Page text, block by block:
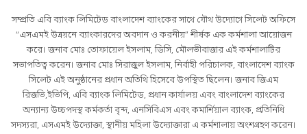
সম্প্রতি এবি ব্যাংক লিমিটেড বাংলাদেশ ব্যাংকের সাথে যৌথ উদ্যোগে সিলেট অফিসে
“এসএমই উন্নয়নে ব্যাংকারদের অবদান ও করনীয়” শীর্ষক এক কর্মশালা আয়োজন
করে। জনাব মোঃ তোফায়েল ইসলাম, ডিসি, মৌলভীবাজার এই কর্মশালাটির
সভাপতিত্ব করেন। জনাব মোঃ সিরাজুল ইসলাম, নির্বাহী পরিচালক, বাংলাদেশ ব্যাংক
সিলেট এই অনুষ্ঠানের প্রধান অতিথি হিসেবে উপস্থিত ছিলেন। জনাব জিএম
রিজভি,ইভিপি, এবি ব্যাংক লিমিটেড, প্রধান কার্যালয় এবং বাংলাদেশ ব্যাংকের
অন্যান্য উচ্চপদস্থ কর্মকর্তা বৃন্দ, এনসিবিএস এবং কমার্শিয়াল ব্যাংক, প্রতিনিধি
সদস্যরা, এসএমই উদ্যোক্তা, স্থানীয় মহিলা উদ্যোক্তারা এ কর্মশালায় অংশগ্রহণ করেন।